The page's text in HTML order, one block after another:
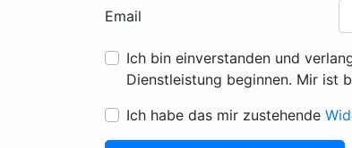
Email
Ich bin einverstanden und
Dienstleistung beginnen. Mir ist
Ich habe das mir zustehende